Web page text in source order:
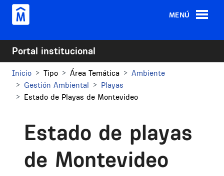
Pasar al contenido principal
MENÚ
Portal institucional
Inicio Tipo Área Temática
Ambiente
Gestión Ambiental
Playas
Estado de Playas de Montevideo
Estado de playas
de Montevideo